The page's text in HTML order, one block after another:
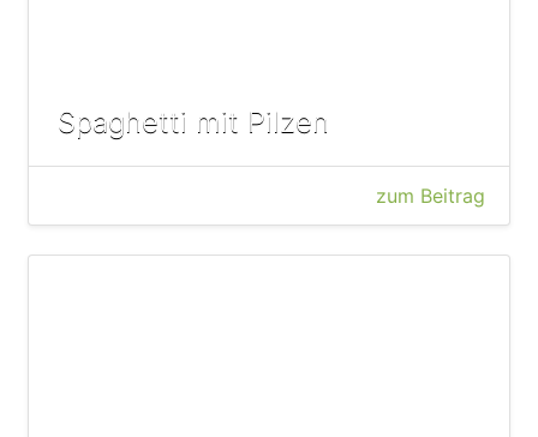
Spaghetti mit Pilzen
zum Beitrag